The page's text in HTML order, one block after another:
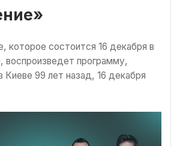
которое состоится 16 декабря в
воспроизведет программу,
99 лет назад, 16 декабря